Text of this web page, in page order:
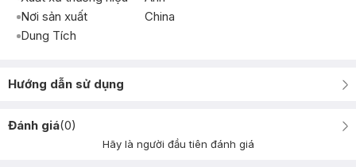
Nơi sản xuất
China
Dung Tích
Hướng dẫn sử dụng
Đánh giá(0)
Hãy là người đầu tiên đánh giá